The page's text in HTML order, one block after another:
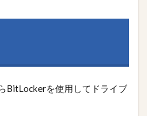
BitLockerを使用してドライブ